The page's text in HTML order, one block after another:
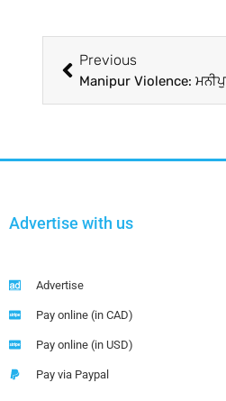
Previous
Advertise with us
Advertise
Pay online (in CAD)
Pay online (in USD)
Pay via Paypal